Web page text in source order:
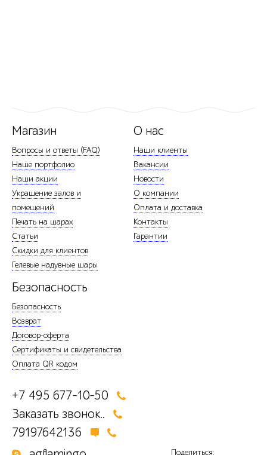
Магазин
Вопросы и ответы (FAQ)
Наше портфолио
Наши акции
Украшение залов и
помещений
Печать на шарах
Статьи
Скидки для клиентов
Гелевые надувные шары
О нас
Наши клиенты
Вакансии
Новости
О компании
Оплата и доставка
Контакты
Гарантии
Безопасность
Безопасность
Возврат
Договор-оферта
Сертификаты и свидетельства
Оплата QR кодом
+7 495 677-10-50
Заказать звонок..
79197642136
Поделиться: